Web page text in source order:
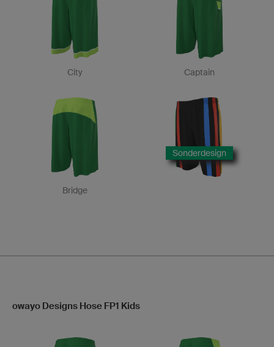
City Captain
Bridge
Sonderdesign
owayo Designs Hose FP1 Kids